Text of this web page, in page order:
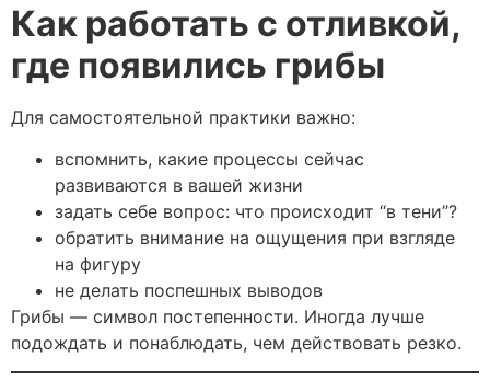
Как работать с отливкой,
где появились грибы
Для самостоятельной практики важно:
вспомнить, какие процессы сейчас
развиваются в вашей жизни
задать себе вопрос: что происходит “в тени”?
обратить внимание на ощущения при взгляде
на фигуру
не делать поспешных выводов
Грибы — символ постепенности. Иногда лучше
подождать и понаблюдать, чем действовать резко.